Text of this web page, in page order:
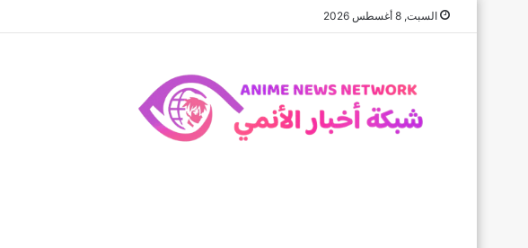
السبت, 8 أغسطس 2026